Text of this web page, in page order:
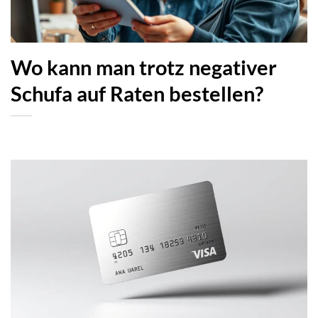
Wo kann man trotz negativer
Schufa auf Raten bestellen?